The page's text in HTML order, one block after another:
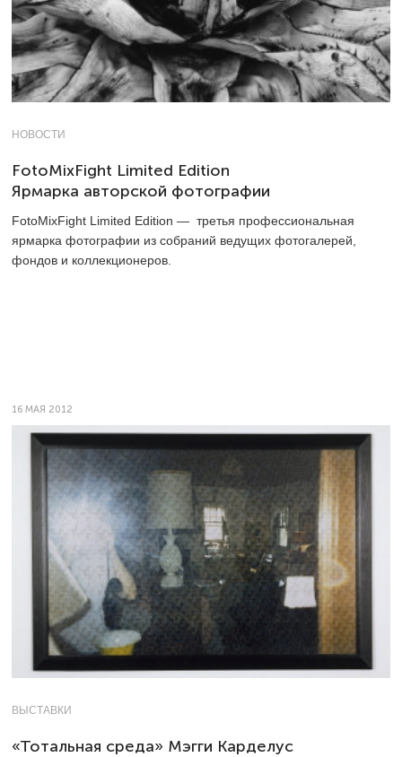
НОВОСТИ
FotoMixFight Limited Edition
Ярмарка авторской фотографии
FotoMixFight Limited Edition — третья профессиональная
ярмарка фотографии из собраний ведущих фотогалерей,
фондов и коллекционеров.
16 МАЯ 2012
ВЫСТАВКИ
«Тотальная среда» Мэгги Карделус